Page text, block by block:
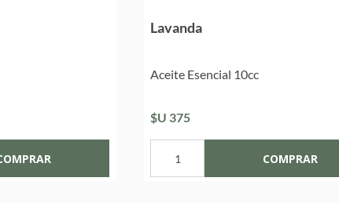
Lavanda
Aceite Esencial 10cc
$U 375